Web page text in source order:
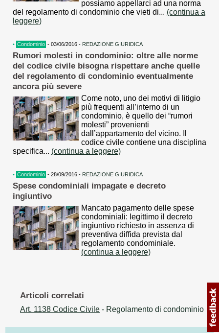
possiamo appellarci ad una norma
del regolamento di condominio che vieti di... (continua a
leggere)
• Condominio - 03/06/2016 - REDAZIONE GIURIDICA
Rumori molesti in condominio: oltre alle norme
del codice civile bisogna rispettare anche quelle
del regolamento di condominio eventualmente
ancora più severe
Come noto, uno dei motivi di litigio
più frequenti all’interno di un
condominio, è quello dei “rumori
molesti” provenienti
dall’appartamento del vicino. Il
codice civile contiene una disciplina
specifica... (continua a leggere)
• Condominio - 28/09/2016 - REDAZIONE GIURIDICA
Spese condominiali impagate e decreto
ingiuntivo
Mancato pagamento delle spese
condominiali: legittimo il decreto
ingiuntivo richiesto in assenza di
preventiva diffida prevista dal
regolamento condominiale.
(continua a leggere)
Articoli correlati
Art. 1138 Codice Civile - Regolamento di condominio